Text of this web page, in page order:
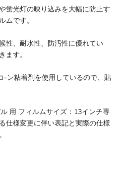
蛍光灯の映り込みを大幅に防止す
ムです。
性、耐水性、防汚性に優れてい
ます。
ン粘着剤を使用しているので、貼
用 フィルムサイズ：13インチ専
仕様変更に伴い表記と実際の仕様